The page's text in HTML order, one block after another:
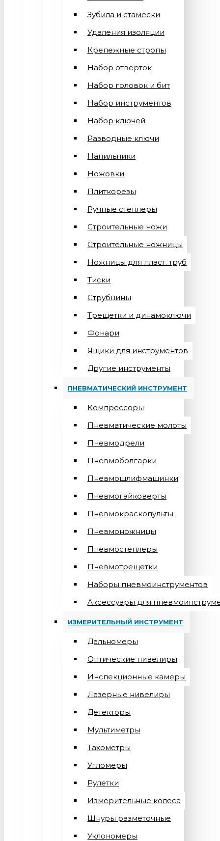
Зубила и стамески
Удаления изоляции
Крепежные стропы
Набор отверток
Набор головок и бит
Набор инструментов
Набор ключей
Разводные ключи
Напильники
Ножовки
Плиткорезы
Ручные степлеры
Строительные ножи
Строительные ножницы
Ножницы для пласт. труб
Тиски
Струбцины
Трещетки и динамоключи
Фонари
Ящики для инструментов
Другие инструменты
ПНЕВМАТИЧЕСКИЙ ИНСТРУМЕНТ
Компрессоры
Пневматические молоты
Пневмодрели
Пневмоболгарки
Пневмошлифмашинки
Пневмогайковерты
Пневмокраскопульты
Пневмоножницы
Пневмостеплеры
Пневмотрещетки
Наборы пневмоинструментов
Аксессуары для
ИЗМЕРИТЕЛЬНЫЙ ИНСТРУМЕНТ
Дальномеры
Оптические нивелиры
Инспекционные камеры
Лазерные нивелиры
Детекторы
Мультиметры
Тахометры
Угломеры
Рулетки
Измерительные колеса
Шнуры разметочные
Уклономеры